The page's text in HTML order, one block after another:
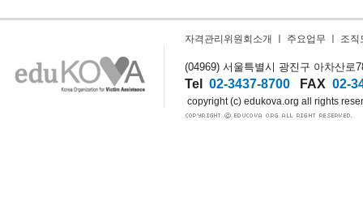
자격관리위원회소개 주요업무 조직
(04969) 서울특별시 광진구 아차산로
Tel 02-3437-8700 FAX 02-
copyright (c) edukova.org all rights